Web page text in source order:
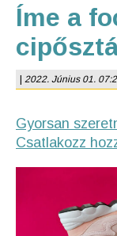
Íme a
2022. Június 01.
Gyorsan
Csatlakozz